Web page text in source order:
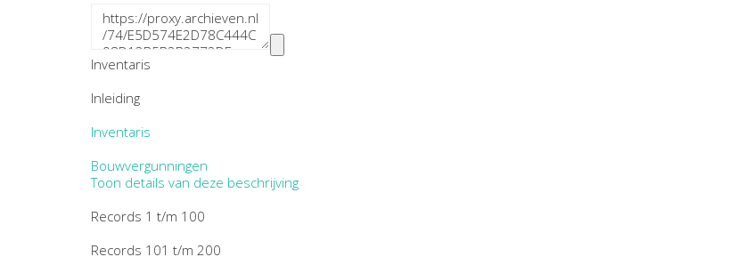
Inventaris
Inleiding
Inventaris
Bouwvergunningen
Toon details van deze beschrijving
Records 1 t/m 100
Records 101 t/m 200